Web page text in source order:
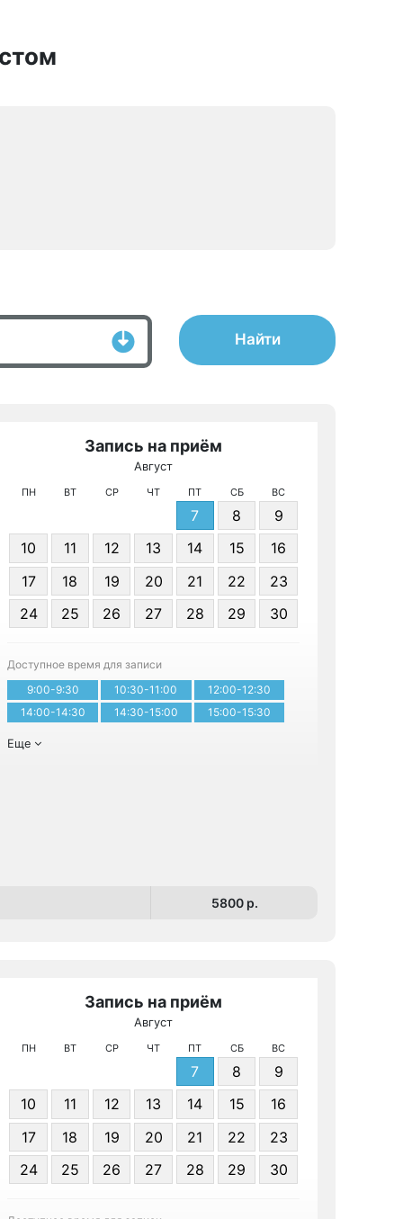
Найти
Запись на приём
Август
ПН ВТ СР ЧТ ПТ СБ ВС
7 8
9
10
11 12 13 14 15
16
17
18 19 20 21 22
23
24
25 26 27 28 29 30
Доступное время для записи
9:00-9:30
10:30-11:00
12:00-12:30
14:00-14:30
14:30-15:00 15:00-15:30
Еще
5800 p.
Запись на приём
Август
ПН ВТ СР ЧТ ПТ СБ ВС
7 8
9
10
11 12 13 14 15
16
17
18 19 20 21 22
23
24
25 26 27 28 29 30